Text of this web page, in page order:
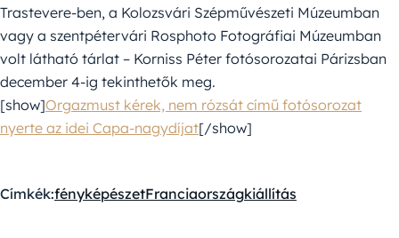
Trastevere-ben, a Kolozsvári Szépművészeti Múzeumban
vagy a szentpétervári Rosphoto Fotográfiai Múzeumban
volt látható tárlat – Korniss Péter fotósorozatai Párizsban
december 4-ig tekinthetők meg.
[show]Orgazmust kérek, nem rózsát című fotósorozat
nyerte az idei Capa-nagydíjat[/show]
Címkék:fényképészetFranciaországkiállítás